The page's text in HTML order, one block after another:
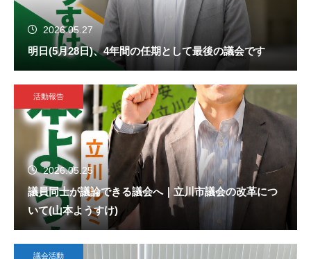
2026.05.27
明日(5月28日)、4年間の任期として最後の議会です
活動報告
2026.05.25
議員同士が議論できる議会へ｜立川市議会の改革につ
いて(山本ようすけ)
議会活動